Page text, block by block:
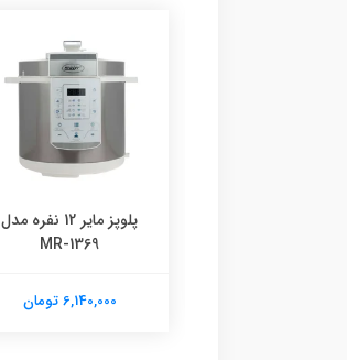
پلوپز مایر 12 نفره مدل
MR-1369
6,140,000 تومان